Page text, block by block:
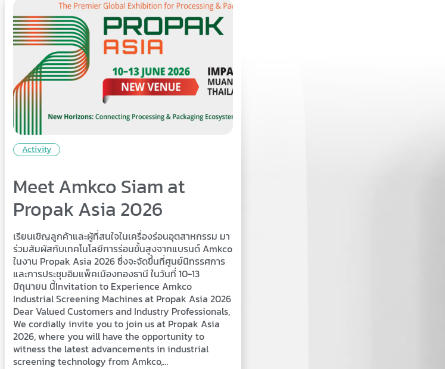
Activity
Meet Amkco Siam at
Propak Asia 2026
เรียนเชิญลูกค้าและผู้ที่สนใจในเครื่องร่อนอุตสาหกรรม มา
ร่วมสัมผัสกับเทคโนโลยีการร่อนขั้นสูงจากแบรนด์ Amkco
ในงาน Propak Asia 2026 ซึ่งจะจัดขึ้นที่ศูนย์นิทรรศการ
และการประชุมอิมแพ็คเมืองทองธานี ในวันที่ 10-13
มิถุนายน นี้Invitation to Experience Amkco
Industrial Screening Machines at Propak Asia 2026
Dear Valued Customers and Industry Professionals,
We cordially invite you to join us at Propak Asia
2026, where you will have the opportunity to
witness the latest advancements in industrial
screening technology from Amkco,…